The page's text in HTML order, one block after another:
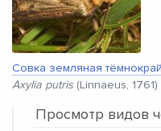
Совка земляная
Axylia putris (Linnaeus, 1761)
Просмотр видов